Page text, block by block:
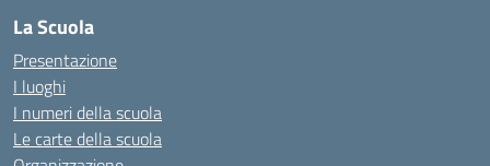
La Scuola
Presentazione
I luoghi
I numeri della scuola
Le carte della scuola